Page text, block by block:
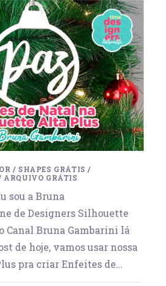
/ SHAPES GRÁTIS /
ARQUIVO GRÁTIS
sou a Bruna
de Designers Silhouette
Canal Bruna Gambarini lá
de hoje, vamos usar nossa
pra criar Enfeites de…